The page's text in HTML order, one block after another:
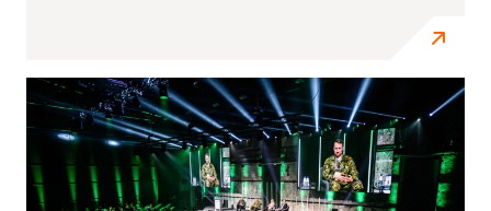
tehisaru, et panna sisuloojate reisivideod kattuma